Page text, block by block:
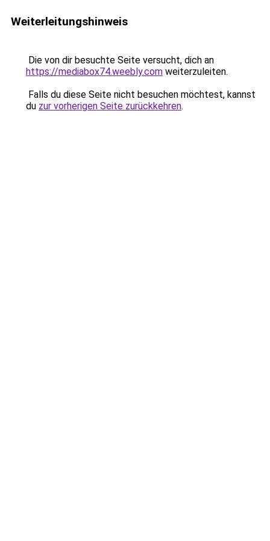
Weiterleitungshinweis
Die von dir besuchte Seite versucht, dich an
https://mediabox74.weebly.com weiterzuleiten.
Falls du diese Seite nicht besuchen möchtest, kannst
du zur vorherigen Seite zurückkehren.